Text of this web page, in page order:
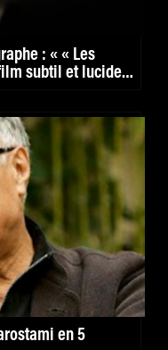
: « « Les
subtil et lucide
en 5